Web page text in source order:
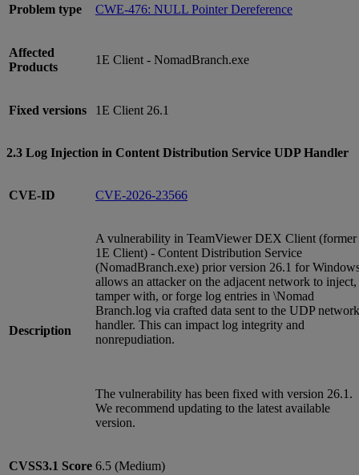
Problem type CWE-476: NULL Pointer Dereference
Affected
Products
1E Client - NomadBranch.exe
Fixed versions 1E Client 26.1
2.3 Log Injection in Content Distribution Service UDP Handler
CVE-ID CVE-2026-23566
Description
A vulnerability in TeamViewer DEX Client (former
1E Client) - Content Distribution Service
(NomadBranch.exe) prior version 26.1 for
allows an attacker on the adjacent network to inject,
tamper with, or forge log entries in \Nomad
Branch.log via crafted data sent to the UDP network
handler. This can impact log integrity and
nonrepudiation.
The vulnerability has been fixed with version 26.1.
We recommend updating to the latest available
version.
CVSS3.1 Score 6.5 (Medium)